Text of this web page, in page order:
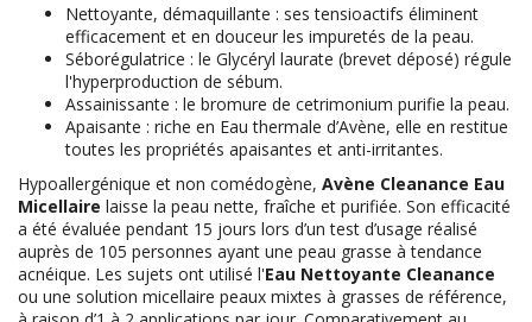
Nettoyante, démaquillante : ses tensioactifs éliminent
efficacement et en douceur les impuretés de la peau.
Séborégulatrice : le Glycéryl laurate (brevet déposé) régule
l'hyperproduction de sébum.
Assainissante : le bromure de cetrimonium purifie la peau.
Apaisante : riche en Eau thermale d’Avène, elle en restitue
toutes les propriétés apaisantes et anti-irritantes.
Hypoallergénique et non comédogène, Avène Cleanance Eau
Micellaire laisse la peau nette, fraîche et purifiée. Son efficacité
a été évaluée pendant 15 jours lors d’un test d’usage réalisé
auprès de 105 personnes ayant une peau grasse à tendance
acnéique. Les sujets ont utilisé l'Eau Nettoyante Cleanance
ou une solution micellaire peaux mixtes à grasses de référence,